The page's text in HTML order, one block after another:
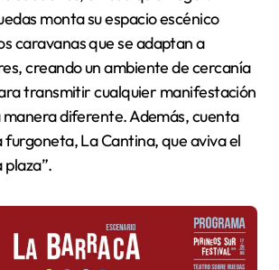
monta su espacio escénico
caravanas que se adaptan a
creando un ambiente de cercanía
transmitir cualquier manifestación
diferente. Además, cuenta
La Cantina, que aviva el